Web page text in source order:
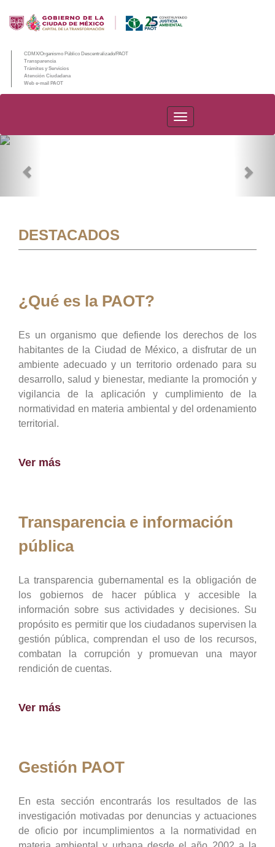
CDMX/Organismo Público Descentralizado/PAOT
Transparencia
Trámites y Servicios
Atención Ciudadana
Web e-mail PAOT
PAOT
DESTACADOS
¿Qué es la PAOT?
Es un organismo que defiende los derechos de los
habitantes de la Ciudad de México, a disfrutar de un
ambiente adecuado y un territorio ordenado para su
desarrollo, salud y bienestar, mediante la promoción y
vigilancia de la aplicación y cumplimiento de la
normatividad en materia ambiental y del ordenamiento
territorial.
Ver más
Transparencia e información
pública
La transparencia gubernamental es la obligación de
los gobiernos de hacer pública y accesible la
información sobre sus actividades y decisiones. Su
propósito es permitir que los ciudadanos supervisen la
gestión pública, comprendan el uso de los recursos,
combatan la corrupción y promuevan una mayor
rendición de cuentas.
Ver más
Gestión PAOT
En esta sección encontrarás los resultados de las
investigación motivadas por denuncias y actuaciones
de oficio por incumplimientos a la normatividad en